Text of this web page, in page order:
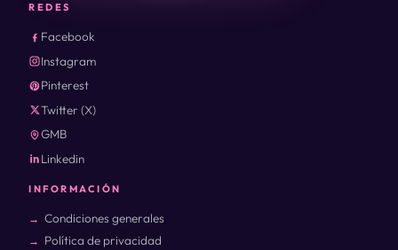
REDES
Facebook
Instagram
Pinterest
Twitter (X)
GMB
Linkedin
INFORMACIÓN
Condiciones generales
Política de privacidad